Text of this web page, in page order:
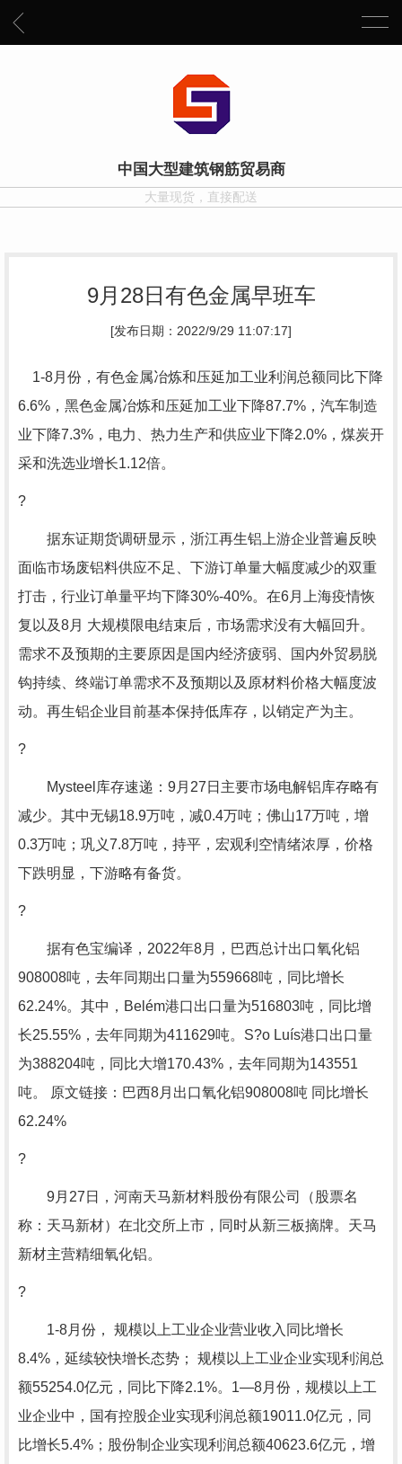
中国大型建筑钢筋贸易商
大量现货，直接配送
9月28日有色金属早班车
[发布日期：2022/9/29 11:07:17]
1-8月份，有色金属冶炼和压延加工业利润总额同比下降
6.6%，黑色金属冶炼和压延加工业下降87.7%，汽车制造
业下降7.3%，电力、热力生产和供应业下降2.0%，煤炭开
采和洗选业增长1.12倍。
?
据东证期货调研显示，浙江再生铝上游企业普遍反映
面临市场废铝料供应不足、下游订单量大幅度减少的双重
打击，行业订单量平均下降30%-40%。在6月上海疫情恢
复以及8月 大规模限电结束后，市场需求没有大幅回升。
需求不及预期的主要原因是国内经济疲弱、国内外贸易脱
钩持续、终端订单需求不及预期以及原材料价格大幅度波
动。再生铝企业目前基本保持低库存，以销定产为主。
?
Mysteel库存速递：9月27日主要市场电解铝库存略有
减少。其中无锡18.9万吨，减0.4万吨；佛山17万吨，增
0.3万吨；巩义7.8万吨，持平，宏观利空情绪浓厚，价格
下跌明显，下游略有备货。
?
据有色宝编译，2022年8月，巴西总计出口氧化铝
908008吨，去年同期出口量为559668吨，同比增长
62.24%。其中，Belém港口出口量为516803吨，同比增
长25.55%，去年同期为411629吨。S?o Luís港口出口量
为388204吨，同比大增170.43%，去年同期为143551
吨。 原文链接：巴西8月出口氧化铝908008吨 同比增长
62.24%
?
9月27日，河南天马新材料股份有限公司（股票名
称：天马新材）在北交所上市，同时从新三板摘牌。天马
新材主营精细氧化铝。
?
1-8月份， 规模以上工业企业营业收入同比增长
8.4%，延续较快增长态势； 规模以上工业企业实现利润总
额55254.0亿元，同比下降2.1%。1—8月份，规模以上工
业企业中，国有控股企业实现利润总额19011.0亿元，同
比增长5.4%；股份制企业实现利润总额40623.6亿元，增